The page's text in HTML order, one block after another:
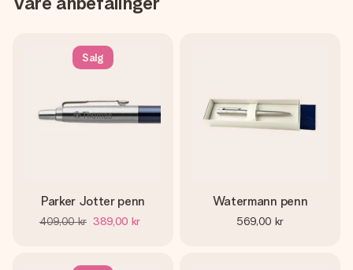
Salg
Parker Jotter penn
409,00 kr 389,00 kr
Watermann penn
569,00 kr